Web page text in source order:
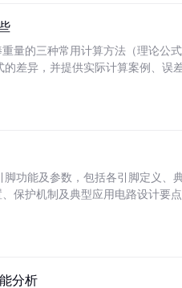
量的三种常用计算方法（理论公
的差异，并提供实际计算案例、误
脚功能及参数，包括各引脚定义
保护机制及典型应用电路设计要
分析